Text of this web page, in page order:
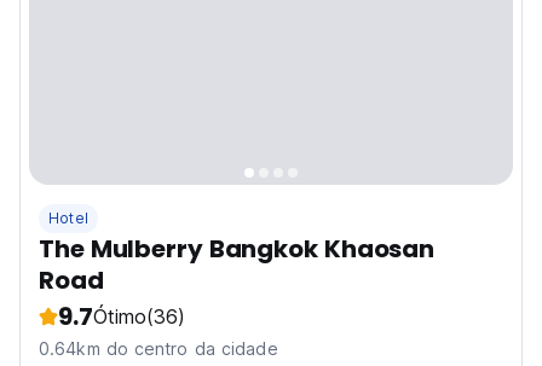
Hotel
The Mulberry Bangkok Khaosan
Road
9.7Ótimo(36)
0.64km do centro da cidade